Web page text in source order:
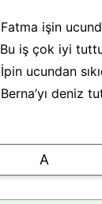
Fatma işin
Bu iş çok iyi
İpin ucundan
Berna’yı deniz
A